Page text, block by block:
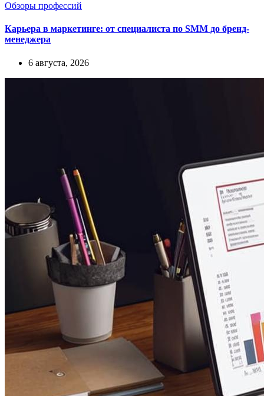
Обзоры профессий
Карьера в маркетинге: от специалиста по SMM до бренд-
менеджера
6 августа, 2026